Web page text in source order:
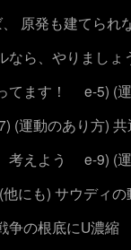
原発も建てられ
なら、やりましょ
ます！
e-5) (
(運動のあり方)
考えよう
e-9) (
他にも) サウディの
争の根底にU濃縮